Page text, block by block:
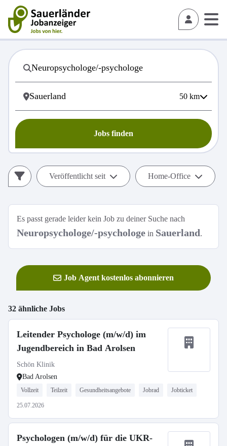
50 km
Jobs finden
Veröffentlicht seit Home-Office
Es passt gerade leider kein Job zu deiner Suche nach
Neuropsychologe/-psychologe in Sauerland.
Job Agent kostenlos abonnieren
32 ähnliche Jobs
Leitender Psychologe (m/w/d) im
Jugendbereich in Bad Arolsen
Schön Klinik
Bad Arolsen
Vollzeit Teilzeit Gesundheitsangebote Jobrad Jobticket
25.07.2026
Psychologen (m/w/d) für die UKR-